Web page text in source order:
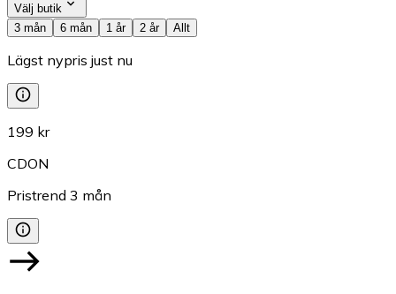
Välj butik
3 mån
6 mån 1 år 2 år Allt
Lägst nypris just nu
199 kr
CDON
Pristrend 3 mån